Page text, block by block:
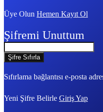
Üye Olun Hemen Kayıt Ol
Şifremi Unuttum
Sıfırlama bağlantısı e-posta
Yeni Şifre Belirle Giriş Yap